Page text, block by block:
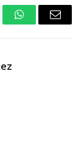
WhatsAppEmail